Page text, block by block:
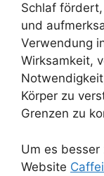
Schlaf
und
Verwendung
Wirksamkeit,
Körper zu
Grenzen zu
Um es besser
Website